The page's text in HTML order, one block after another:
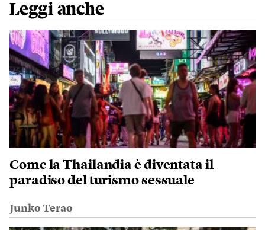
Leggi anche
Come la Thailandia è diventata il
paradiso del turismo sessuale
Junko Terao